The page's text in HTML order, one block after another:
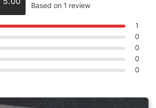
Based on 1 review
1
0
0
0
0